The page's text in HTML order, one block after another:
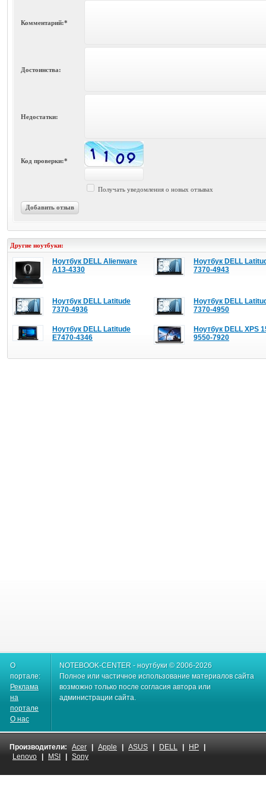
Комментарий:*
Достоинства:
Недостатки:
Код проверки:*
Получать уведомления о новых отзывах
Добавить отзыв
Другие ноутбуки:
Ноутбук DELL Alienware
A13-4330
Ноутбук DELL
7370-4943
Ноутбук DELL Latitude
7370-4936
Ноутбук DELL
7370-4950
Ноутбук DELL Latitude
E7470-4346
Ноутбук DELL XPS
9550-7920
О
портале:
Реклама
на
портале
О нас
NOTEBOOK-CENTER - ноутбуки © 2006-2026
Полное или частичное использование материалов сайта
возможно только после согласия автора или
администрации сайта.
Производители: Acer Apple ASUS DELL HP
Lenovo
MSI Sony